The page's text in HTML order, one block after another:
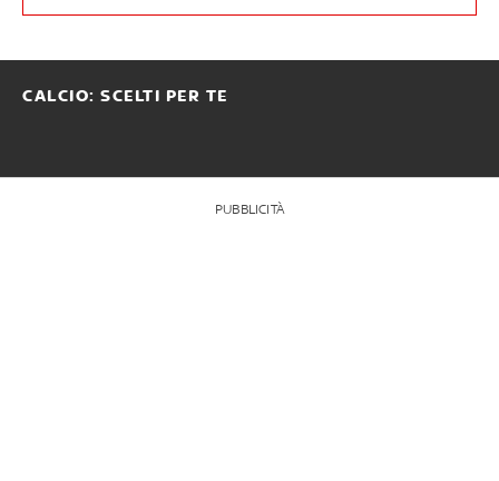
CALCIO: SCELTI PER TE
PUBBLICITÀ